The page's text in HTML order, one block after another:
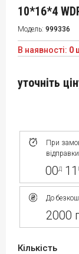
10*16*4
Модель: 999336
В наявності: 0
При
00д 11
До
2000
уточніть
Кількість